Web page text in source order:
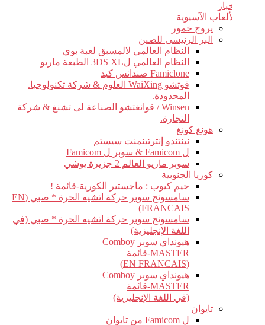
أخبار
الألعاب الآسيوية
يروج خمور
البر الرئيسى للصين
النظام العالمي لالمسبق لعبة بوي
النظام العالمي ل3DS XL الطبعة ماريو
Famiclone صندانس كيد
فوتشو WaiXing العلوم & شركة تكنولوجيا.
المحدودة.
Winsen / قوانغتشو الصناعة لى تشنغ & شركة
التجارة.
هونغ كونغ
نينتندو إنترتينمنت سيستم
ل Famicom & سوبر ل Famicom
سوبر ماريو العالم 2 جزيرة يوشي
كوريا الجنوبية
جيم كيوب : ماجستير الكورية-قائمة !
سامسونج سوبر حركة اتشيه الحرة * صبي (EN
FRANCAIS)
سامسونج سوبر حركة اتشيه الحرة * صبي (في
اللغة الإنجليزية)
هيونداي سوبر Comboy
MASTER-قائمة
(EN FRANCAIS)
هيونداي سوبر Comboy
MASTER-قائمة
(في اللغة الإنجليزية)
تايوان
ل Famicom من تايوان